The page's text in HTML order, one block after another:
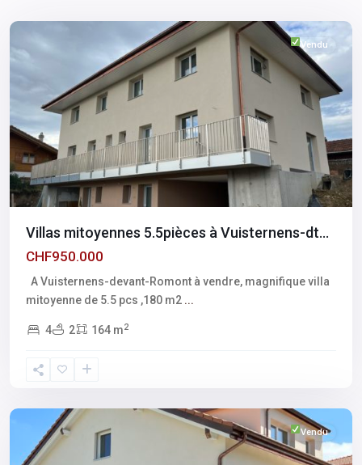
Vendu
Villas mitoyennes 5.5pièces à Vuisternens-dt...
CHF950.000
A Vuisternens-devant-Romont à vendre, magnifique villa
mitoyenne de 5.5 pcs ,180 m2 ...
4 2 164 m2
Fribourg,
devant-
Vendu